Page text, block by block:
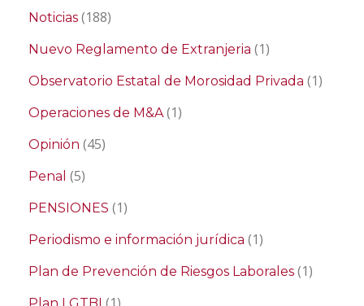
Noticias (188)
Nuevo Reglamento de Extranjeria (1)
Observatorio Estatal de Morosidad Privada (1)
Operaciones de M&A(1)
Opinión (45)
Penal (5)
PENSIONES (1)
Periodismo e información jurídica (1)
Plan de Prevención de Riesgos Laborales (1)